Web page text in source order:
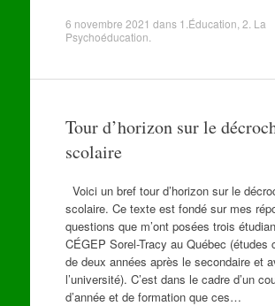
6 novembre 2021 dans 1.Éducation 2. La
Psychoéducation
Tour d’horizon sur le
scolaire
Voici un bref tour d’horizon sur le
scolaire. Ce texte est fondé sur mes
questions que m’ont posées trois
CÉGEP Sorel-Tracy au Québec (études
de deux années après le secondaire et
l’université). C’est dans le cadre d’un
d’année et de formation que ces…